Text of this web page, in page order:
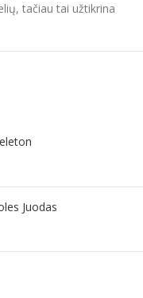
tačiau tai užtikrina
Juodas